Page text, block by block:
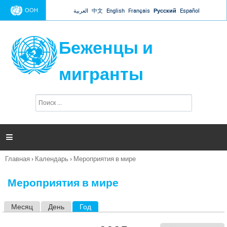
Jump to navigation
ООН العربية 中文 English Français Русский Español
Беженцы и
мигранты
п
и

Вы
Главная › Календарь › Мероприятия в мире
Мероприятия в мире
Месяц День Год